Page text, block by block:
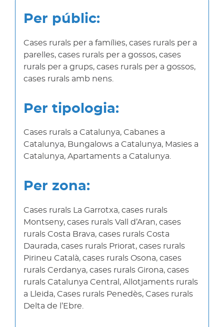
Per públic:
Cases rurals per a famílies, cases rurals per a
parelles, cases rurals per a gossos, cases
rurals per a grups, cases rurals per a gossos,
cases rurals amb nens.
Per tipologia:
Cases rurals a Catalunya, Cabanes a
Catalunya, Bungalows a Catalunya, Masies a
Catalunya, Apartaments a Catalunya.
Per zona:
Cases rurals La Garrotxa, cases rurals
Montseny, cases rurals Vall d’Aran, cases
rurals Costa Brava, cases rurals Costa
Daurada, cases rurals Priorat, cases rurals
Pirineu Català, cases rurals Osona, cases
rurals Cerdanya, cases rurals Girona, cases
rurals Catalunya Central, Allotjaments rurals
a Lleida, Cases rurals Penedès, Cases rurals
Delta de l’Ebre.